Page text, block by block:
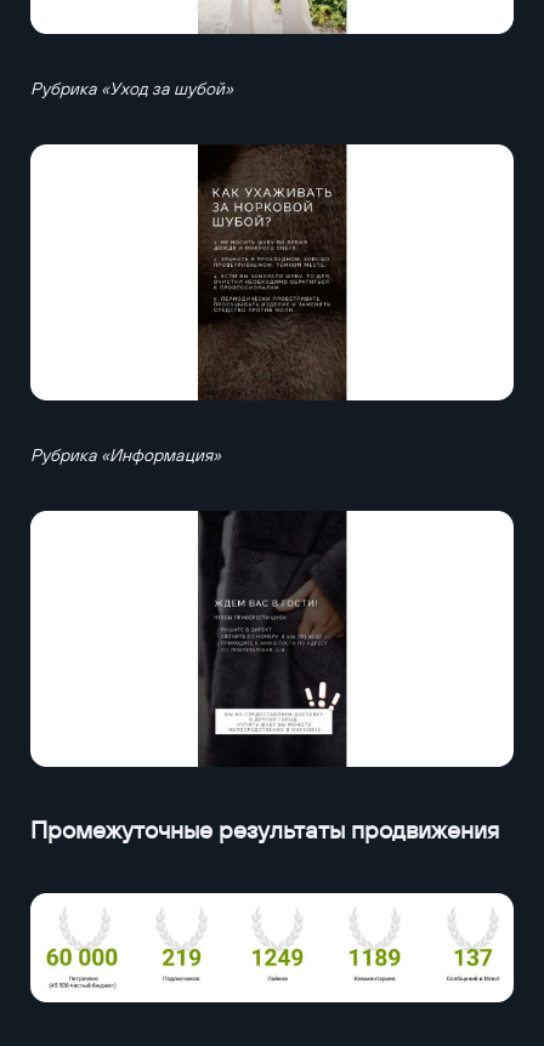
Рубрика «Уход за шубой»
Рубрика «Информация»
Промежуточные результаты продвижения